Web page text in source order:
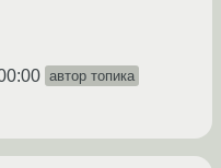
автор топика